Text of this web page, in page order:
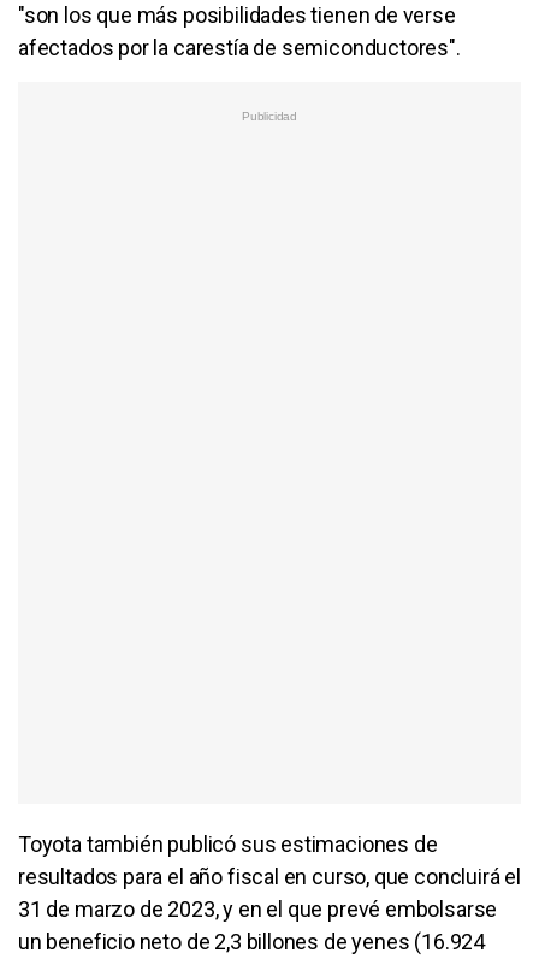
"son los que más posibilidades tienen de verse
afectados por la carestía de semiconductores".
Toyota también publicó sus estimaciones de
resultados para el año fiscal en curso, que concluirá el
31 de marzo de 2023, y en el que prevé embolsarse
un beneficio neto de 2,3 billones de yenes (16.924